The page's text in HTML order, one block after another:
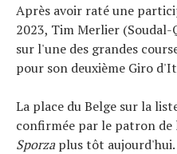
Après avoir raté une
2023, Tim Merlier
sur l'une des grandes
pour son deuxième Giro
La place du Belge sur la
confirmée par le patron de
Sporzaplus tôt aujourd'hui.